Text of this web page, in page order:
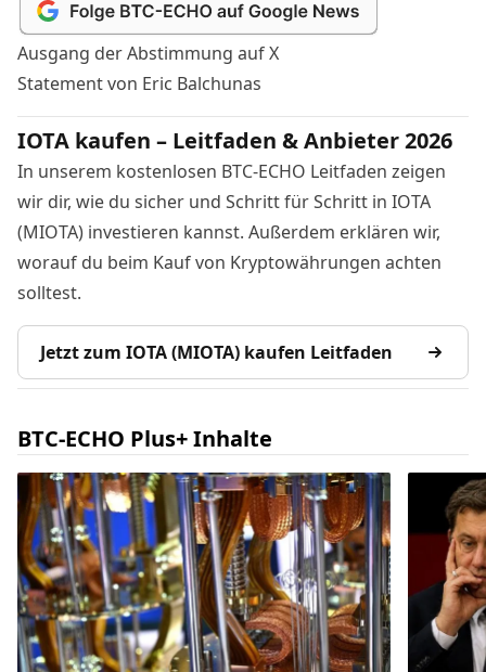
Ausgang der Abstimmung auf X
Statement von Eric Balchunas
IOTA kaufen – Leitfaden & Anbieter 2026
In unserem kostenlosen BTC-ECHO Leitfaden zeigen
wir dir, wie du sicher und Schritt für Schritt in IOTA
(MIOTA) investieren kannst. Außerdem erklären wir,
worauf du beim Kauf von Kryptowährungen achten
solltest.
Jetzt zum IOTA (MIOTA) kaufen Leitfaden
BTC-ECHO Plus+ Inhalte